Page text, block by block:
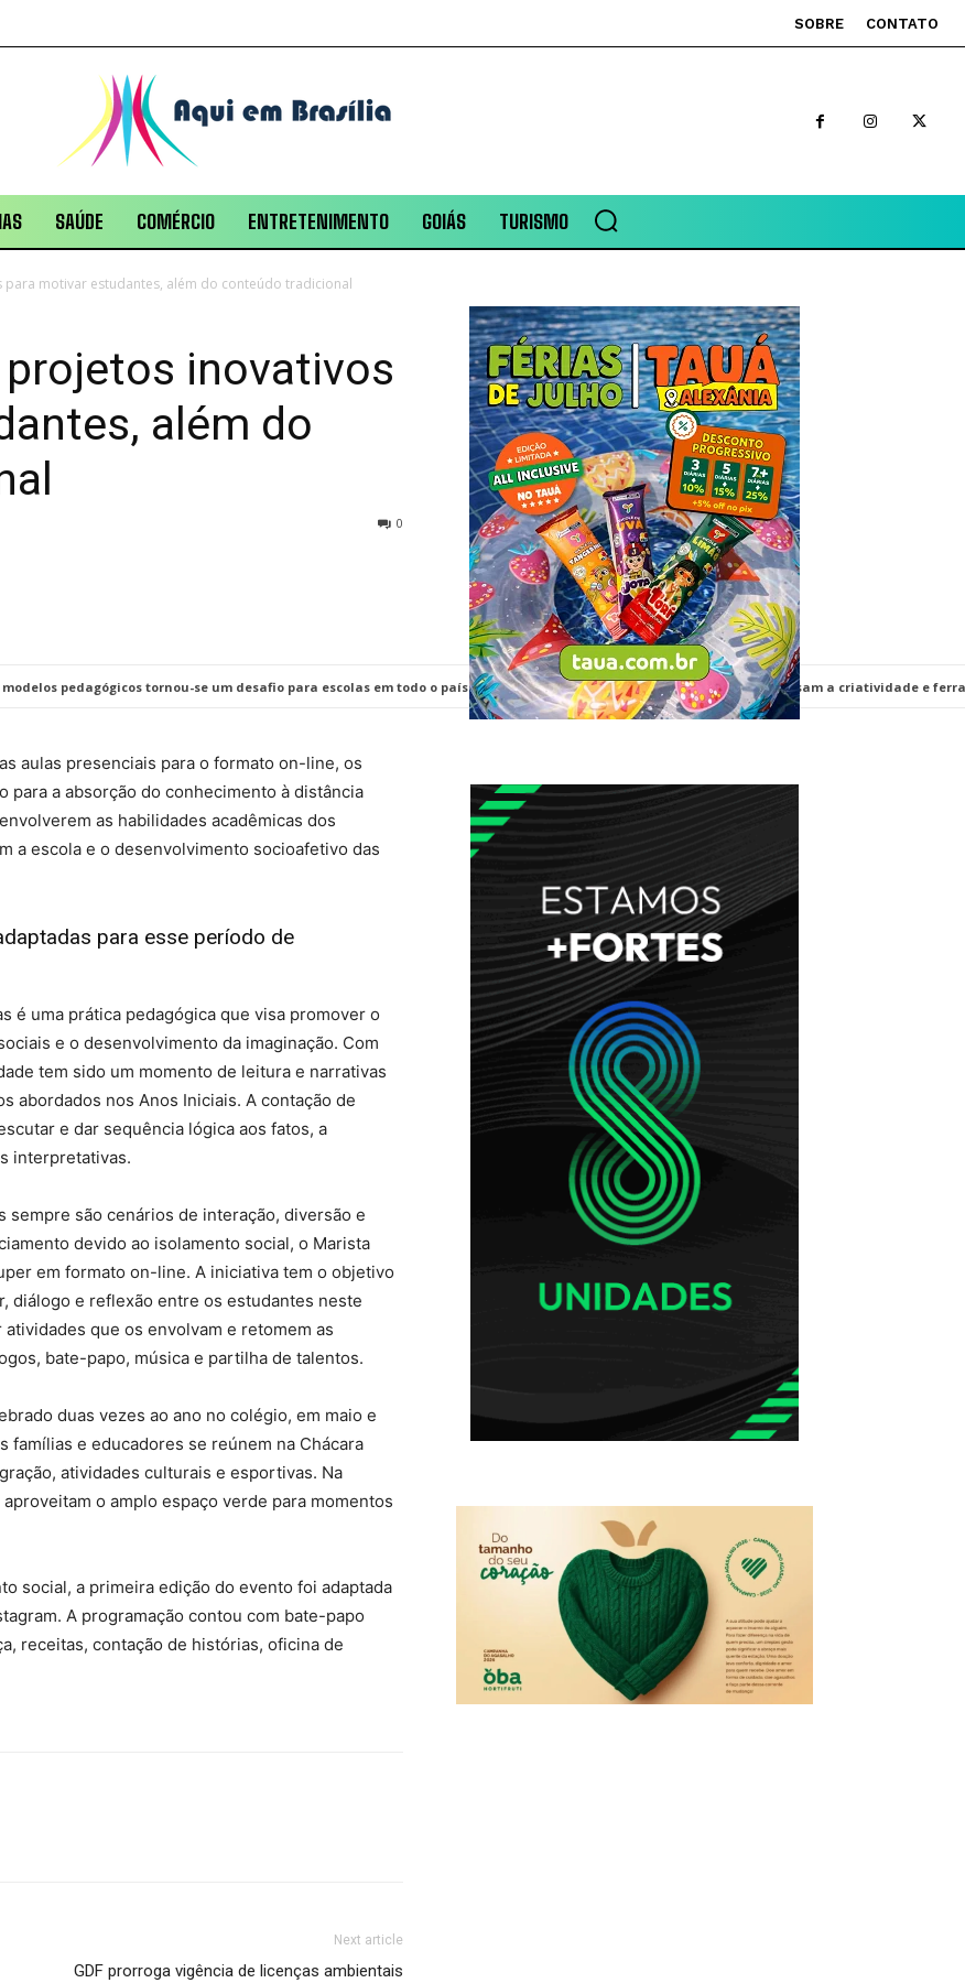
SOBRE CONTATO
SAÚDE COMÉRCIO ENTRETENIMENTO GOIÁS TURISMO
motivar estudantes, além do conteúdo tradicional
inovativos
além do
0
pedagógicos tornou-se um desafio para escolas em todo o país. No colégio Marista João Paulo II, os educadores usam a criatividade e
aulas presenciais para o formato on-line, os
a absorção do conhecimento à distância
as habilidades acadêmicas dos
a escola e o desenvolvimento socioafetivo das
para esse período de
é uma prática pedagógica que visa promover o
e o desenvolvimento da imaginação. Com
tem sido um momento de leitura e narrativas
abordados nos Anos Iniciais. A contação de
e dar sequência lógica aos fatos, a
interpretativas.
sempre são cenários de interação, diversão e
devido ao isolamento social, o Marista
em formato on-line. A iniciativa tem o objetivo
diálogo e reflexão entre os estudantes neste
que os envolvam e retomem as
bate-papo, música e partilha de talentos.
duas vezes ao ano no colégio, em maio e
famílias e educadores se reúnem na Chácara
atividades culturais e esportivas. Na
o amplo espaço verde para momentos
social, a primeira edição do evento foi adaptada
A programação contou com bate-papo
receitas, contação de histórias, oficina de
Next article
GDF prorroga vigência de licenças ambientais